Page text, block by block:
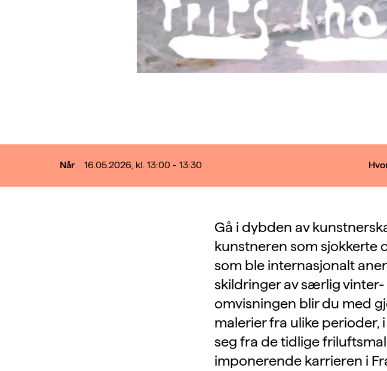
Når 16.05.2026, kl. 13:00 - 13:30
Gå i dybden av
kunstneren som sjokkerte
som ble internasjonalt
skildringer av særlig
omvisningen blir du med
malerier fra ulike perioder,
seg fra de tidlige
imponerende karrieren i